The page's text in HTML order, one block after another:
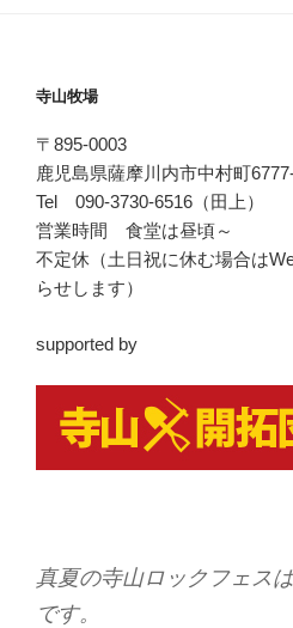
寺山牧場
〒895-0003
鹿児島県薩摩川内市中村町
Tel 090-3730-6516（田上）
営業時間 食堂は昼頃～
不定休（土日祝に休む場合は
らせします）
supported by
真夏の寺山ロックフェス
です。